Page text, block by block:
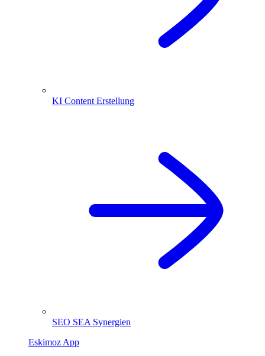
KI Content Erstellung
SEO SEA Synergien
Eskimoz App